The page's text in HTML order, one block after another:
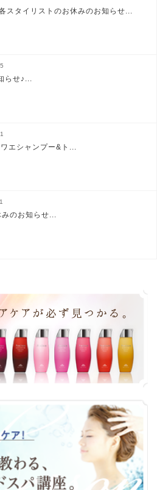
スタイリストのお休みのお知らせ...
らせ♪...
エシャンプー&ト...
のお知らせ...